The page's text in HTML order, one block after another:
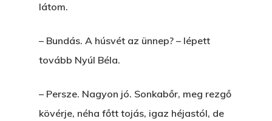
látom.
– Bundás. A húsvét az ünnep? – lépett
tovább Nyúl Béla.
– Persze. Nagyon jó. Sonkabőr, meg rezgő
kövérje, néha főtt tojás, igaz héjastól, de